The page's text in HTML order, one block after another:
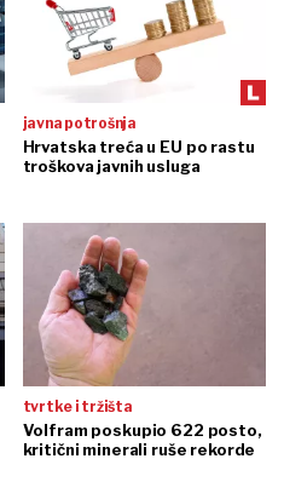
javna potrošnja
Hrvatska treća u EU po rastu
troškova javnih usluga
tvrtke i tržišta
Volfram poskupio 622 posto,
kritični minerali ruše rekorde